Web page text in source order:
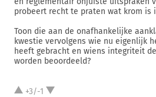
probeert recht te praten wat krom is
Toon die aan de onafhankelijke
kwestie vervolgens wie nu eigenlijk
heeft gebracht en wiens integriteit
worden beoordeeld?
+3/-1